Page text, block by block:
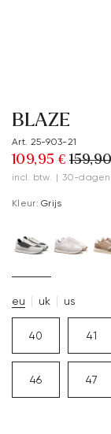
BLAZE
Art. 25-903-21
109,95 €
incl. btw. | 30-dagen
Kleur: Grijs
eu uk us
40 41
46 47